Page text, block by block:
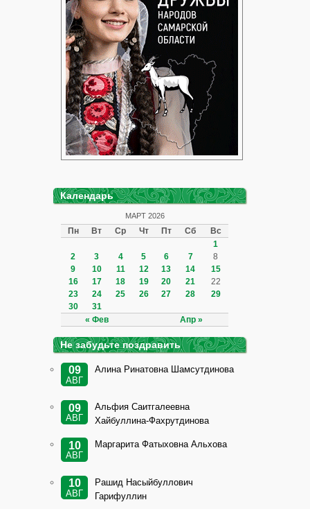
Календарь
МАРТ 2026
Пн Вт Ср Чт Пт Сб Вс
« Фев Апр »
1
2
3 4 5 6 7
8
9
10 11 12 13 14
15
16
17 18 19 20 21
22
23
24 25 26 27 28
29
30
31
Не забудьте поздравить
09
АВГ
Алина Ринатовна Шамсутдинова
09
АВГ
Альфия Саитгалеевна
Хайбуллина-Фахрутдинова
10
АВГ
Маргарита Фатыховна Альхова
10
АВГ
Рашид Насыйбуллович
Гарифуллин